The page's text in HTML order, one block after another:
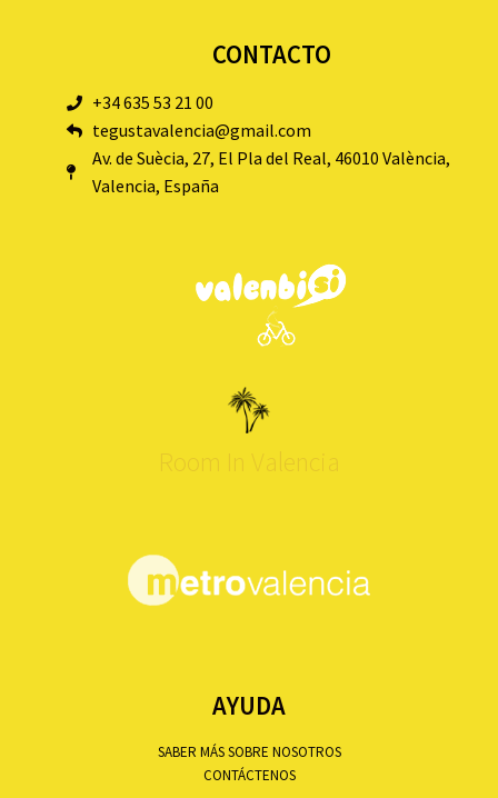
CONTACTO
+34 635 53 21 00
tegustavalencia@gmail.com
Av. de Suècia, 27, El Pla del Real, 46010 València,
Valencia, España
Room In Valencia
AYUDA
SABER MÁS SOBRE NOSOTROS
CONTÁCTENOS